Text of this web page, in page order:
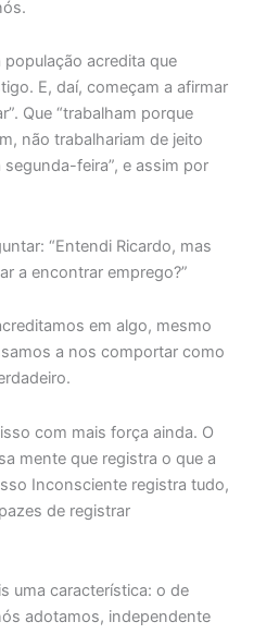
acredita que
E, daí, começam a afirmar
Que “trabalham porque
não trabalhariam de jeito
segunda-feira”, e assim por
“Entendi Ricardo, mas
a encontrar emprego?”
em algo, mesmo
a nos comportar como
com mais força ainda. O
mente que registra o que a
Inconsciente registra tudo,
de registrar
uma característica: o de
adotamos, independente